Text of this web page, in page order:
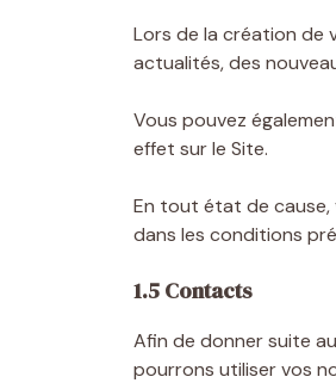
Lors de la création de
actualités, des
Vous pouvez
effet sur le Site.
En tout état de
dans les conditions
1.5 Contacts
Afin de donner suite
pourrons utiliser vos